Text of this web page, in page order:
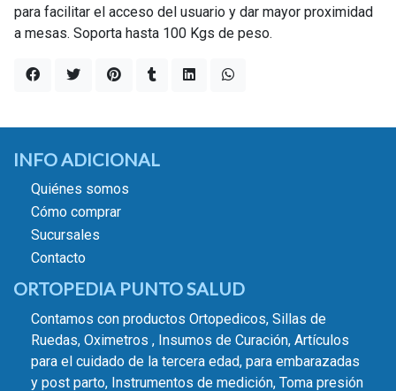
para facilitar el acceso del usuario y dar mayor proximidad
a mesas. Soporta hasta 100 Kgs de peso.
INFO ADICIONAL
Quiénes somos
Cómo comprar
Sucursales
Contacto
ORTOPEDIA PUNTO SALUD
Contamos con productos Ortopedicos, Sillas de
Ruedas, Oximetros , Insumos de Curación, Artículos
para el cuidado de la tercera edad, para embarazadas
y post parto, Instrumentos de medición, Toma presión